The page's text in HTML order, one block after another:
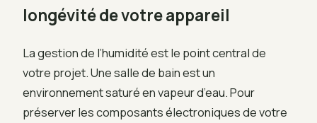
longévité de votre appareil
La gestion de l’humidité est le point central de
votre projet. Une salle de bain est un
environnement saturé en vapeur d’eau. Pour
préserver les composants électroniques de votre